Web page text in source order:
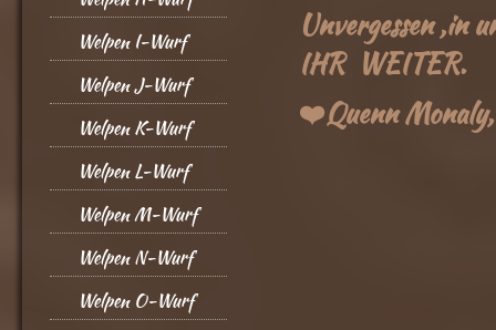
Welpen I-Wurf
Welpen J-Wurf
Welpen K-Wurf
Welpen L-Wurf
Welpen M-Wurf
Welpen N-Wurf
Welpen O-Wurf
Unvergessen ,in
IHR WEITER.
❤️Quenn